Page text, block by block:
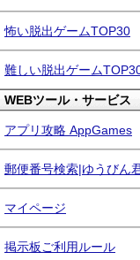
怖い脱出ゲームTOP30
難しい脱出ゲーム
WEBツール・サービス
アプリ攻略 AppGames
郵便番号検索|ゆうびん
マイページ
掲示板ご利用ルール